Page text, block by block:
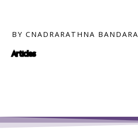
BY CNADRARATHNA BANDARA
Articles